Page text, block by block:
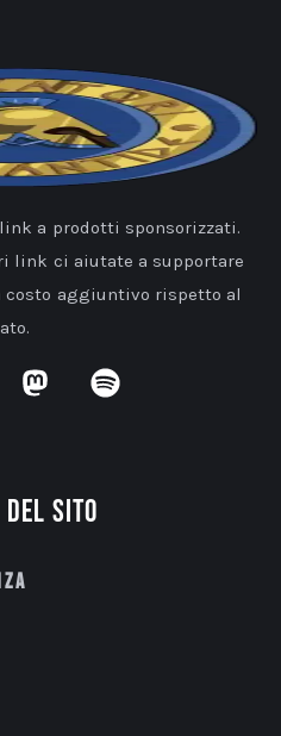
a prodotti sponsorizzati.
link ci aiutate a supportare
costo aggiuntivo rispetto al
del sito